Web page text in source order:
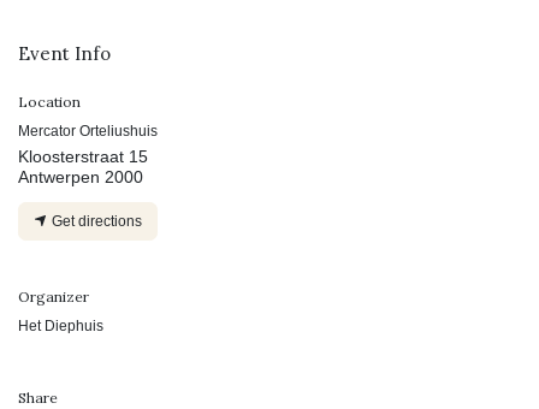
Event Info
Location
Mercator Orteliushuis
Kloosterstraat 15
Antwerpen 2000
Get directions
Organizer
Het Diephuis
Share